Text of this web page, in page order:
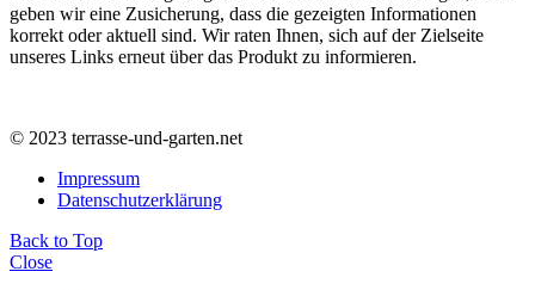
geben wir eine Zusicherung, dass die gezeigten Informationen
korrekt oder aktuell sind. Wir raten Ihnen, sich auf der Zielseite
unseres Links erneut über das Produkt zu informieren.
© 2023 terrasse-und-garten.net
Impressum
Datenschutzerklärung
Back to Top
Close